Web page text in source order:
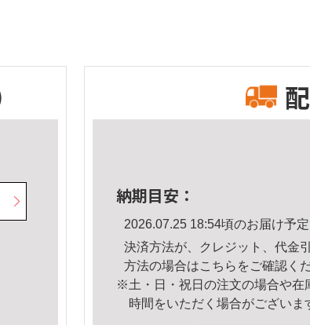
納期目安：
2026.07.25 18:54頃のお届け予定
決済方法が、クレジット、代金
方法の場合はこちら をご確認く
※土・日・祝日の注文の場合や在
時間をいただく場合がございま